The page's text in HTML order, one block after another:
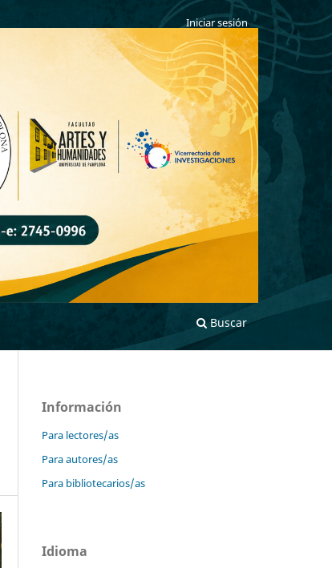
Buscar
Iniciar sesión
Información
Para lectores/as
Para autores/as
Para bibliotecarios/as
Idioma